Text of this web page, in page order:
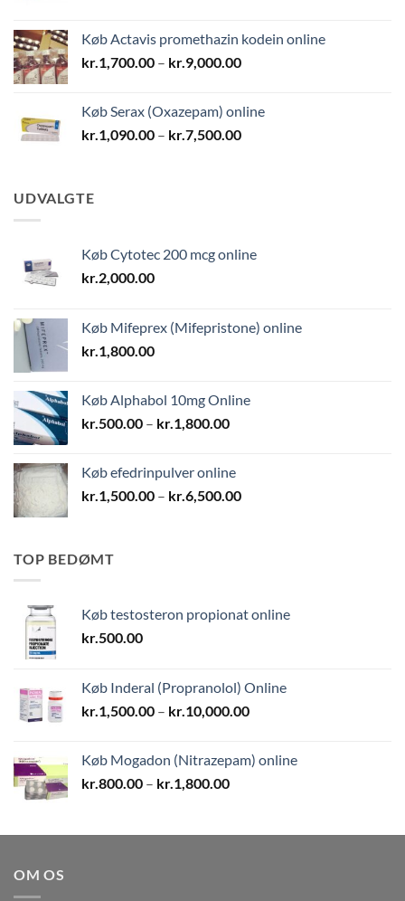
kr.1,500.00
Køb Actavis promethazin kodein online
kr.1,700.00 – kr.9,000.00Prisinterval:
kr.9,000.00
Køb Serax (Oxazepam) online
kr.1,090.00 – kr.7,500.00Prisinterval:
UDVALGTE
Køb Cytotec 200 mcg online
kr. 2,000.00
Køb Mifeprex (Mifepristone) online
kr. 1,800.00
Køb Alphabol 10mg Online
kr. 500.00 – kr. 1,800.00Prisinterval:
kr.1,800.00
Køb efedrinpulver online
kr. 1,500.00 – kr.6,500.00Prisinterval:
TOP BEDØMT
Køb testosteron propionat online
kr.500.00
Køb Inderal (Propranolol) Online
kr.1,500.00 – kr.10,000.00Prisinterval:
kr.10,000.00
Køb Mogadon (Nitrazepam) online
kr.800.00 – kr.1,800.00Prisinterval:
kr.1,800.00
OM OS